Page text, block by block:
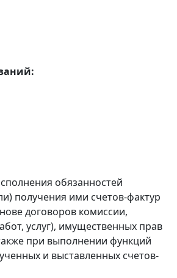
обязанностей
получения ими счетов-фактур
договоров комиссии,
услуг), имущественных прав
при выполнении функций
и выставленных счетов-